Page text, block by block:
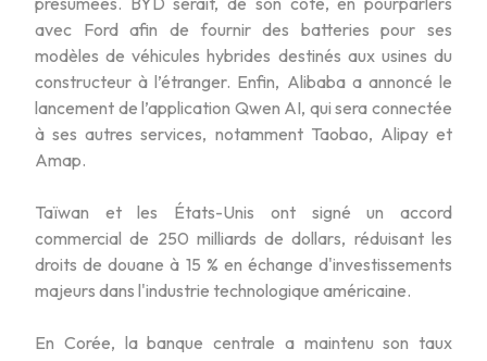
avec Ford afin de fournir des batteries pour ses
modèles de véhicules hybrides destinés aux usines du
constructeur à l’étranger. Enfin, Alibaba a annoncé le
lancement de l’application Qwen AI, qui sera connectée
à ses autres services, notamment Taobao, Alipay et
Amap.
Taïwan et les États-Unis ont signé un accord
commercial de 250 milliards de dollars, réduisant les
droits de douane à 15 % en échange d'investissements
majeurs dans l'industrie technologique américaine.
En Corée, la banque centrale a maintenu son taux